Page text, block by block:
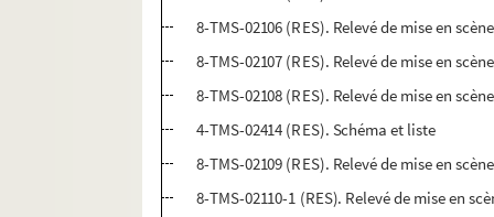
8-TMS-02106 (RES). Relevé de mise en
8-TMS-02107 (RES). Relevé de mise en
8-TMS-02108 (RES). Relevé de mise en
4-TMS-02414 (RES). Schéma et liste
8-TMS-02109 (RES). Relevé de mise en
8-TMS-02110-1 (RES). Relevé de mise en